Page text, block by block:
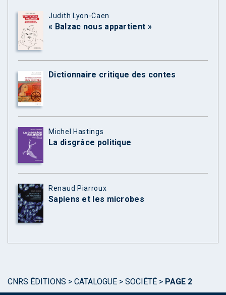
Judith Lyon-Caen
« Balzac nous appartient »
Dictionnaire critique des contes
Michel Hastings
La disgrâce politique
Renaud Piarroux
Sapiens et les microbes
CNRS ÉDITIONS > CATALOGUE > SOCIÉTÉ > PAGE 2